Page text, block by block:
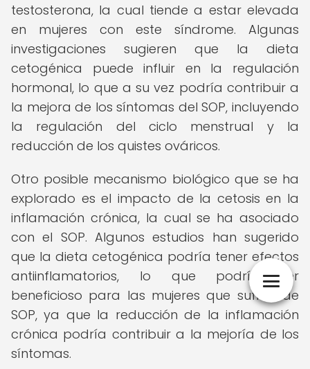
testosterona, la cual tiende a estar elevada
en mujeres con este síndrome. Algunas
investigaciones sugieren que la dieta
cetogénica puede influir en la regulación
hormonal, lo que a su vez podría contribuir a
la mejora de los síntomas del SOP, incluyendo
la regulación del ciclo menstrual y la
reducción de los quistes ováricos.
Otro posible mecanismo biológico que se ha
explorado es el impacto de la cetosis en la
inflamación crónica, la cual se ha asociado
con el SOP. Algunos estudios han sugerido
que la dieta cetogénica podría tener efectos
antiinflamatorios, lo que podría ser
beneficioso para las mujeres que sufren de
SOP, ya que la reducción de la inflamación
crónica podría contribuir a la mejoría de los
síntomas.